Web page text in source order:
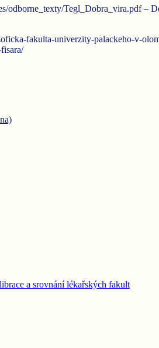
odborne_texty/Tegl_Dobra_vira.pdf –
fakulta-univerzity-palackeho-v-
a srovnání lékařských fakult